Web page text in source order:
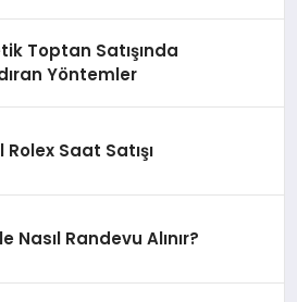
Toptan Satışında
Yöntemler
Rolex Saat Satışı
Nasıl Randevu Alınır?